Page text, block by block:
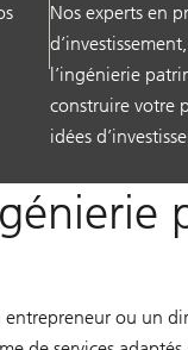
Nos experts en
l’ingénierie
construire votre
idées
ou un